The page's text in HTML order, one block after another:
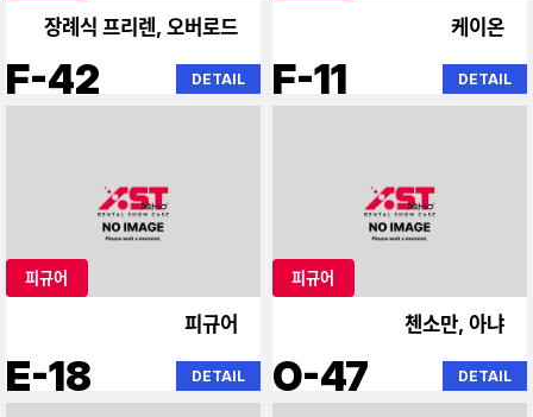
장례식 프리렌, 오버로드
F-42 DETAIL
케이온
F-11 DETAIL
피규어
피규어
E-18 DETAIL
피규어
첸소만, 아냐
O-47 DETAIL